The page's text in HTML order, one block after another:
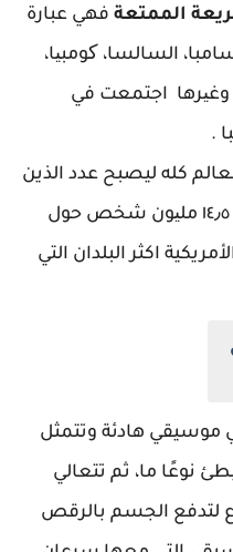
الممتعة فهي عبارة
السالسا، کومبیا،
وغیرها اجتمعت في
.
كله ليصبح عدد الذين
يمارسون رياضة الزومبا حوالي ١٤٫٥ ملیون شخص حول
اكثر البلدان التي
موسيقي هادئة وتتمثل
نوعًا ما، ثم تتعالي
لتدفع الجسم بالرقص